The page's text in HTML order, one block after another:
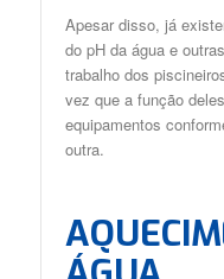
Apesar disso, já
do pH da água e
trabalho dos
vez que a função
equipamentos
outra.